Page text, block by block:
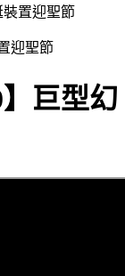
裝置迎聖節
】巨型幻